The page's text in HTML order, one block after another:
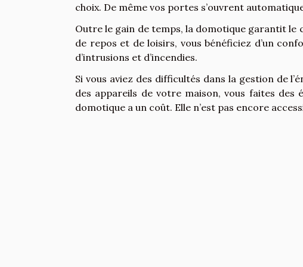
choix. De même vos portes s’ouvrent
Outre le gain de temps, la domotique garantit
de repos et de loisirs, vous bénéficiez d’un
d’intrusions et d’incendies.
Si vous aviez des difficultés dans la gestion de
des appareils de votre maison, vous faites
domotique a un coût. Elle n’est pas encore